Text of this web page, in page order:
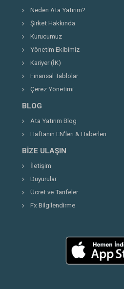
Neden Ata Yatırım?
Şirket Hakkında
Kurucumuz
Yönetim Ekibimiz
Kariyer (İK)
Finansal Tablolar
Çerez Yönetimi
BLOG
Ata Yatırım Blog
Haftanın EN'leri & Haberleri
BIZE ULAŞIN
İletişim
Duyurular
Ücret ve Tarifeler
Fx Bilgilendirme